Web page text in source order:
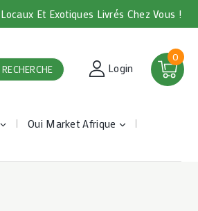
Et Exotiques Livrés Chez Vous !
Login
0
Oui Market Afrique